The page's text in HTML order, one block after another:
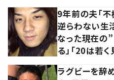
9年前の夫「
逆らわない生
なった現在の
る」「20は若く
ラグビーを辞